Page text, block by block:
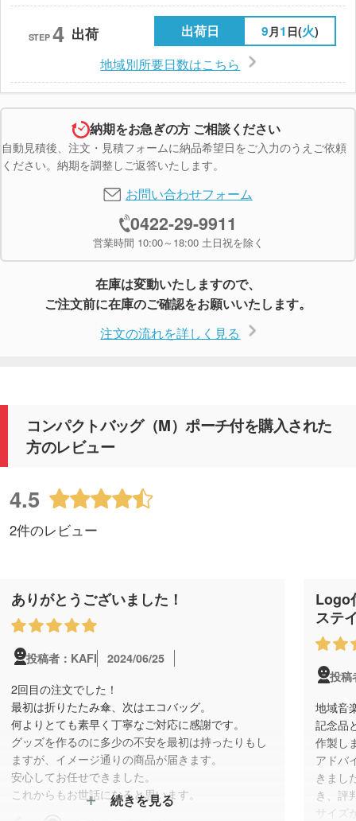
STEP 4 出荷 出荷日 9月1 日(火)
地域別所要日数はこちら
納期をお急ぎの方 ご相談ください
自動見積後、注文・見積フォームに納品希望日をご入力のうえご依頼
ください。納期を調整しご返答いたします。
お問い合わせフォーム
0422-29-9911
営業時間 10:00～18:00 土日祝を除く
在庫は変動いたしますので、
ご注文前に在庫のご確認をお願いいたします。
注文の流れを詳しく見る
コンパクトバッグ（M）ポーチ付を購入された
方のレビュー
4.5
2件のレビュー
ありがとうございました！
投稿者：KAFI
2024/06/25
2回目の注文でした！
最初は折りたたみ傘、次はエコバッグ。
何よりとても素早く丁寧なご対応に感謝です。
グッズを作るのに多少の不安を最初は持ったりもし
ますが、イメージ通りの商品が届きます。
安心してお任せできました。
これからもお世話になると思います。
続きを見る
Logo
ステ
投稿
地域音
記念品
作製し
アドバ
きまし
き、評
サイズ